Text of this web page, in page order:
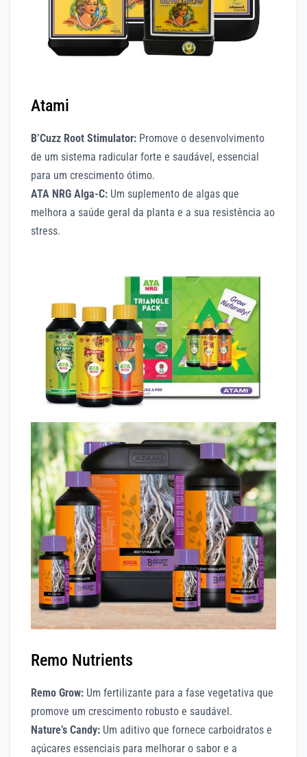
Atami
B’Cuzz Root Stimulator: Promove o desenvolvimento
de um sistema radicular forte e saudável, essencial
para um crescimento ótimo.
ATA NRG Alga-C: Um suplemento de algas que
melhora a saúde geral da planta e a sua resistência ao
stress.
Remo Nutrients
Remo Grow: Um fertilizante para a fase vegetativa que
promove um crescimento robusto e saudável.
Nature’s Candy: Um aditivo que fornece carboidratos e
açúcares essenciais para melhorar o sabor e a